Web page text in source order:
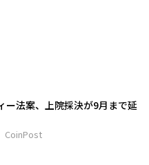
ー法案、上院採決が9月まで延
CoinPost